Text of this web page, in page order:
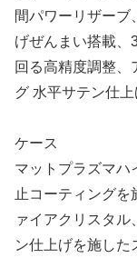
間パワーリザー
げぜんまい搭載、
回る高精度調整、
グ 水平サテン仕
ケース
マットプラズマハ
止コーティング
ァイアクリスタ
ン仕上げを施した